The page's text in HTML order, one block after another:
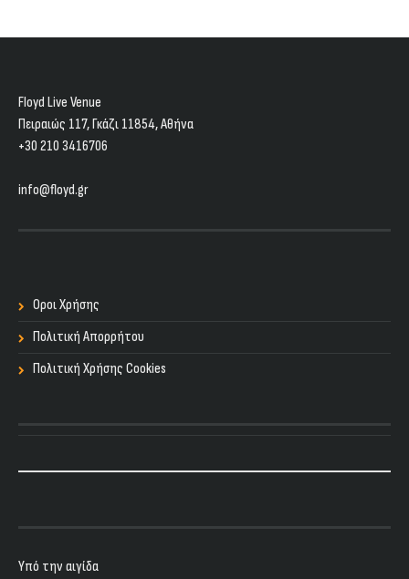
Floyd Live Venue
Πειραιώς 117, Γκάζι 11854, Aθήνα
+30 210 3416706
info@floyd.gr
Οροι Χρήσης
Πολιτική Απορρήτου
Πολιτική Χρήσης Cookies
Υπό την αιγίδα